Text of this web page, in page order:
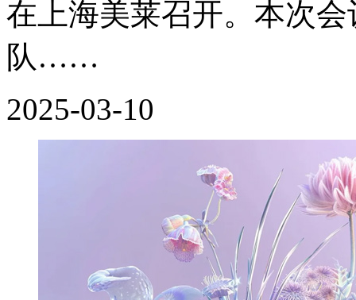
在上海美莱召开。本次
队……
2025-03-10